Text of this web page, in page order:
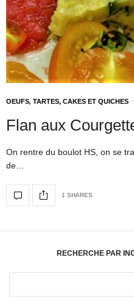
OEUFS, TARTES, CAKES ET QUICHES
Flan aux
On rentre du boulot HS, on se
de…
1 SHARES
RECHERCHE PAR